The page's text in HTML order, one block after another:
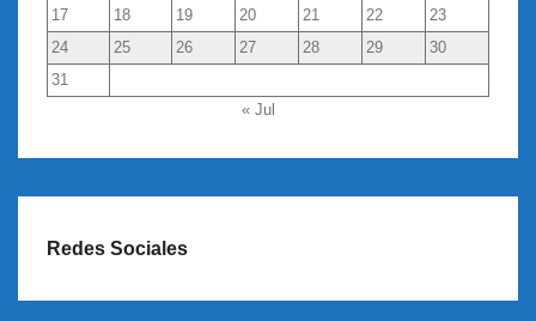
17
18 19 20 21 22
23
24
25 26 27 28 29
30
31
« Jul
Redes Sociales